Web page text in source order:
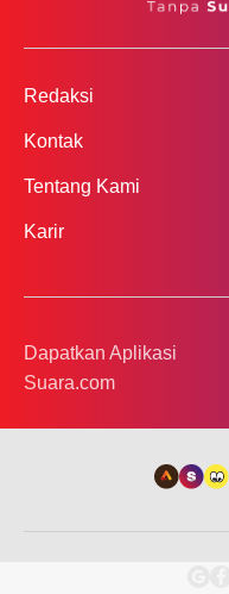
Redaksi
Kontak
Tentang Kami
Karir
Dapatkan Aplikasi
Suara.com